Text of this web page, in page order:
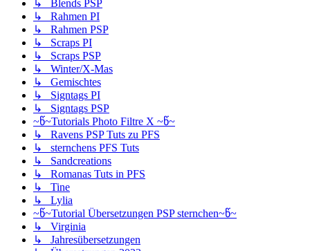
↳ Blends PSP
↳ Rahmen PI
↳ Rahmen PSP
↳ Scraps PI
↳ Scraps PSP
↳ Winter/X-Mas
↳ Gemischtes
↳ Signtags PI
↳ Signtags PSP
~წ~Tutorials Photo Filtre X ~წ~
↳ Ravens PSP Tuts zu PFS
↳ sternchens PFS Tuts
↳ Sandcreations
↳ Romanas Tuts in PFS
↳ Tine
↳ Lylia
~წ~Tutorial Übersetzungen PSP sternchen~წ~
↳ Virginia
↳ Jahresübersetzungen